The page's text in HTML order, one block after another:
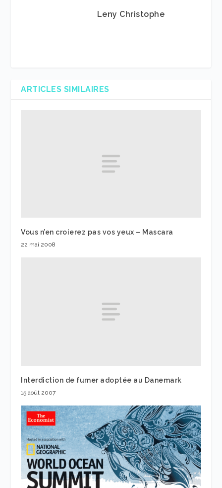
Leny Christophe
ARTICLES SIMILAIRES
Vous n’en croierez pas vos yeux – Mascara
22 mai 2008
Interdiction de fumer adoptée au Danemark
15 août 2007